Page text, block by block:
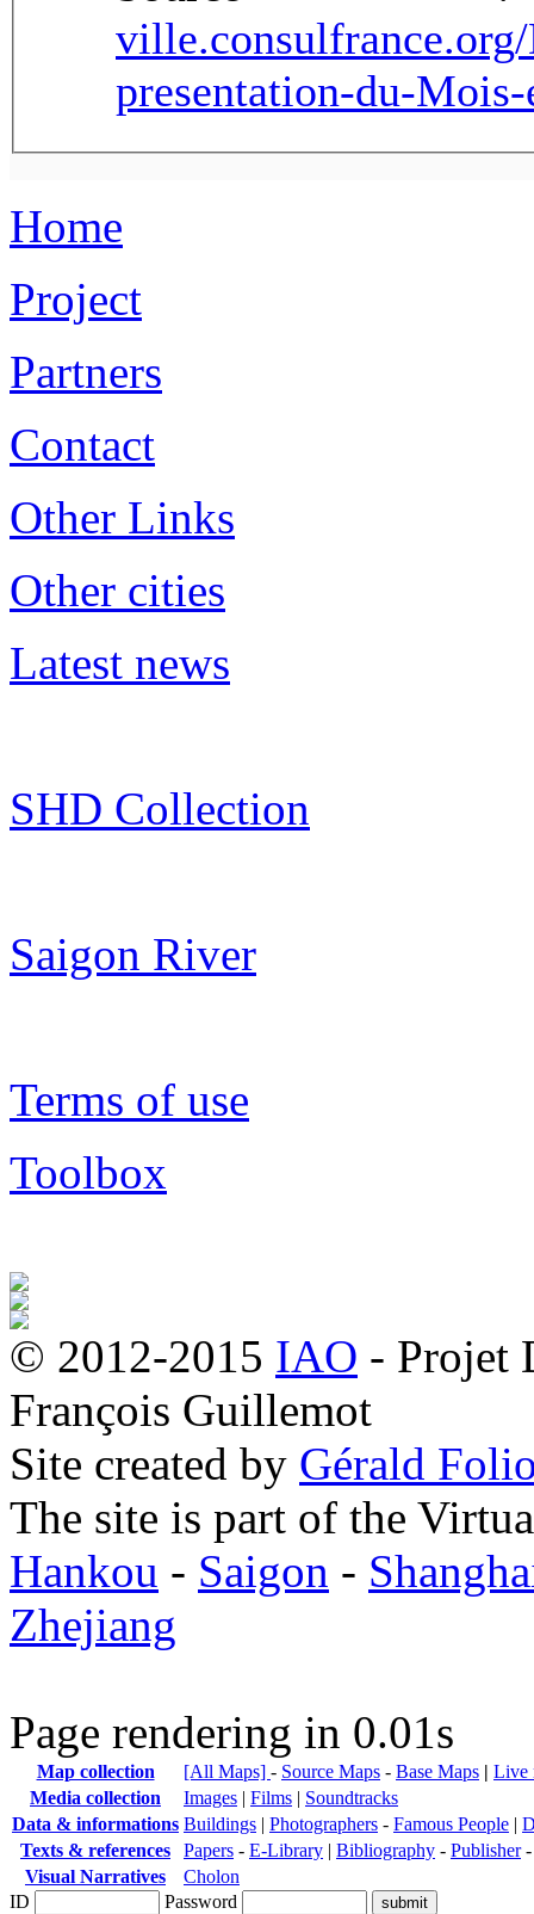
presentation-du-
Home
Project
Partners
Contact
Other Links
Other cities
Latest news
SHD Collection
Saigon River
Terms of use
Toolbox
© 2012-2015 IAO - Projet
François Guillemot
Site created by Gérald
The site is part of the
Hankou - Saigon -
Zhejiang
Page rendering in 0.01s
Map collection [All Maps] - Source Maps - Base Maps | Live
Media collection
Images | Films | Soundtracks
Data & informations Buildings | Photographers - Famous People |
Texts & references
Papers - E-Library | Bibliography - Publisher
Visual Narratives
Cholon
ID
Password